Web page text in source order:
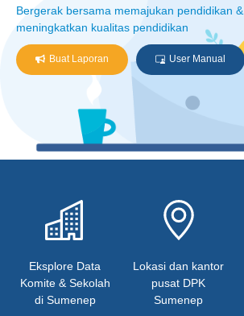
Bergerak bersama memajukan pendidikan &
meningkatkan kualitas pendidikan
Buat Laporan User Manual
Eksplore Data
Komite & Sekolah
di Sumenep
Lokasi dan kantor
pusat DPK
Sumenep